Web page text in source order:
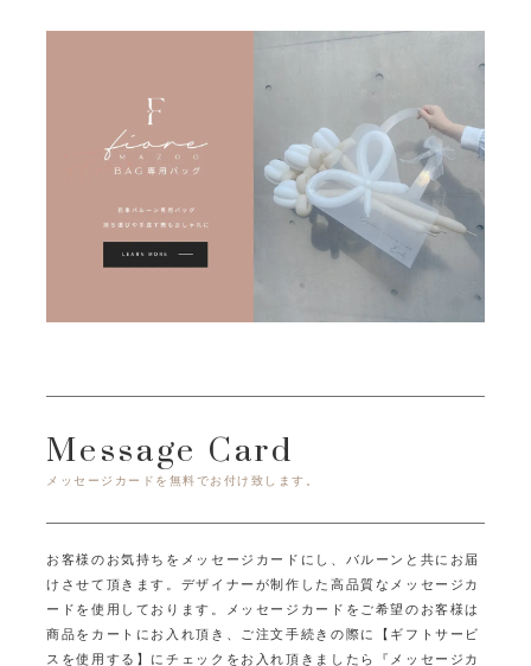
Message Card
メッセージカードを無料でお付け致します。
お客様のお気持ちをメッセージカードにし、バルーンと共にお届
けさせて頂きます。 デザイナーが制作した高品質なメッセージカ
ードを使用しております。
メッセージカードをご希望のお客様は
商品をカートにお入れ頂き、ご注文手続きの際に
【ギフトサービ
スを使用する】にチェックをお入れ頂きましたら
『メッセージカ